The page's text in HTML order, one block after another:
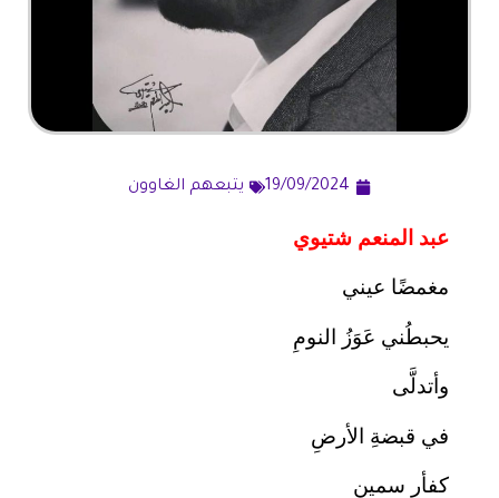
19/09/2024 يتبعهم الغاوون
عبد المنعم شتيوي
مغمضًا عيني
يحبطُني عَوَزُ النومِ
وأتدلَّى
في قبضةِ الأرضِ
كفأرٍ سمينٍ